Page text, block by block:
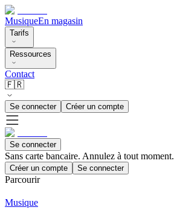
MusiqueEn magasin
Tarifs
Ressources
Contact
🇫🇷
Se connecter Créer un compte
Se connecter
Sans carte bancaire. Annulez à tout moment.
Créer un compte Se connecter
Parcourir
Musique